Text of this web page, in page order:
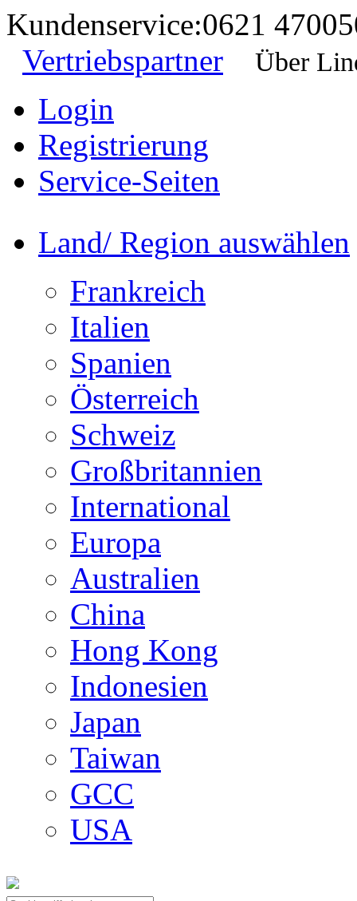
Kundenservice:0621
Vertriebspartner
Über
Login
Registrierung
Service-Seiten
Land/ Region auswählen
Frankreich
Italien
Spanien
Österreich
Schweiz
Großbritannien
International
Europa
Australien
China
Hong Kong
Indonesien
Japan
Taiwan
GCC
USA